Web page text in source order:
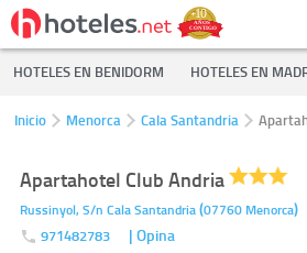
HOTELES EN BENIDORM HOTELES EN
Inicio Menorca Cala Santandria
Apartahotel Club Andria
Russinyol, S/n Cala Santandria(07760 Menorca)
971482783 | Opina